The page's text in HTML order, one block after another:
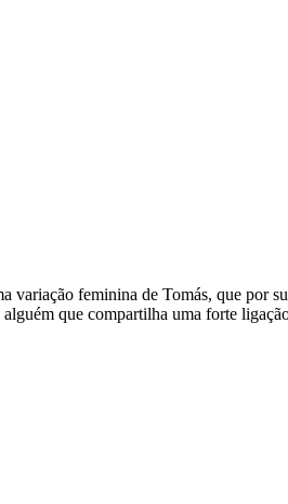
variação feminina de Tomás, que por
que compartilha uma forte